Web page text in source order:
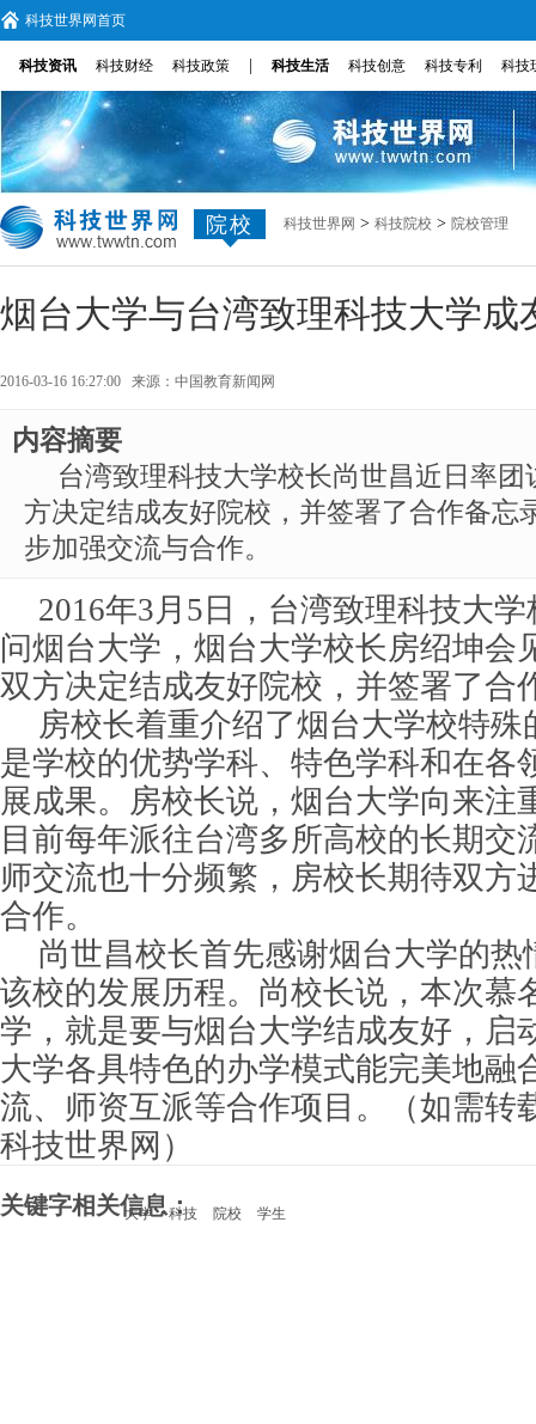
科技世界网首页
科技资讯 科技财经 科技政策 科技生活 科技创意 科技专利 科技
院校 科技世界网 > 科技院校 > 院校管理
烟台大学与台湾致理科技大学成
2016-03-16 16:27:00 来源： 中国教育新闻网
内容摘要
台湾致理科技大学校长尚世昌近日率
方决定结成友好院校，并签署了合作备忘
步加强交流与合作。
2016年3月5日，台湾致理科技大
问烟台大学，烟台大学校长房绍坤会
双方决定结成友好院校，并签署了合
房校长着重介绍了烟台大学校特
是学校的优势学科、特色学科和在各
展成果。房校长说，烟台大学向来注
目前每年派往台湾多所高校的长期交
师交流也十分频繁，房校长期待双方
合作。
尚世昌校长首先感谢烟台大学的热
该校的发展历程。尚校长说，本次慕
学，就是要与烟台大学结成友好，启
大学各具特色的办学模式能完美地融
流、师资互派等合作项目。（如需转
科技世界网）
关键字相关信息：
大学 科技 院校 学生